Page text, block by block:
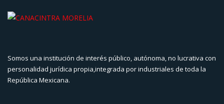
Somos una institución de interés público, autónoma, no lucrativa con
personalidad jurídica propia,integrada por industriales de toda la
República Mexicana.